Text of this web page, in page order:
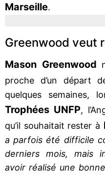
Marseille.
Greenwood veut
Mason Greenwood
proche d’un départ
quelques semaines,
Trophées UNFP,
qu’il souhaitait rester à
a parfois été difficile
derniers mois, mais
avoir réalisé une